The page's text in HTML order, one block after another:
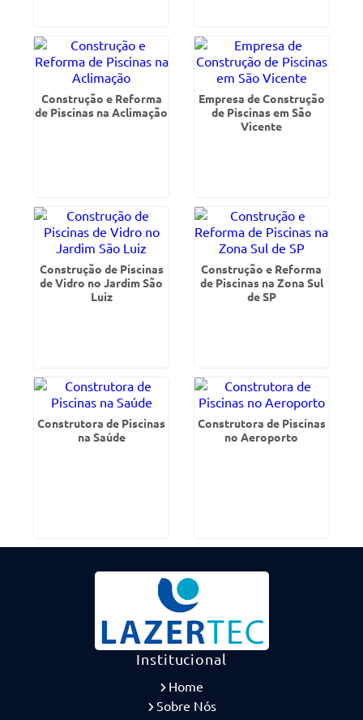
Construção e Reforma
de Piscinas na Aclimação
Empresa de Construção
de Piscinas em São
Vicente
Construção de Piscinas
de Vidro no Jardim São
Luiz
Construção e Reforma
de Piscinas na Zona Sul
de SP
Construtora de Piscinas
na Saúde
Construtora de Piscinas
no Aeroporto
Institucional
Home
Sobre Nós